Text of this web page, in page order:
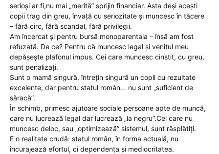
serioși ar fi,nu mai „merită” sprijin financiar. Asta deși acești
copii trag din greu, învață cu seriozitate și muncesc în tăcere
– fără circ, fără scandal, fără privilegii.
Am încercat și pentru bursă monoparentala – însă am fost
refuzată. De ce? Pentru că muncesc legal și venitul meu
depășește plafonul impus. Cei care muncesc cinstit, cu greu,
sunt penalizați.
Sunt o mamă singură, întrețin singură un copil cu rezultate
excelente, dar pentru statul român… nu sunt „suficient de
săracă”.
În schimb, primesc ajutoare sociale persoane apte de muncă,
care nu lucrează legal dar lucrează „la negru”.Cei care nu
muncesc deloc, sau „optimizează” sistemul, sunt răsplătiți.
E o realitate crudă: statul român, în forma actuală, nu
încurajează efortul, ci dependența și mediocritatea.